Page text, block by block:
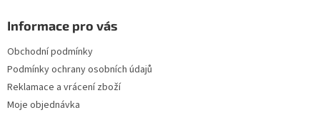
Informace pro vás
Obchodní podmínky
Podmínky ochrany osobních údajů
Reklamace a vrácení zboží
Moje objednávka